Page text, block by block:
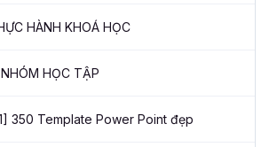
HÀNH KHOÁ HỌC
HỌC TẬP
350 Template Power Point đẹp